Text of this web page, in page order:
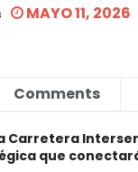
MAYO 11, 2026
Comments
Carretera
que